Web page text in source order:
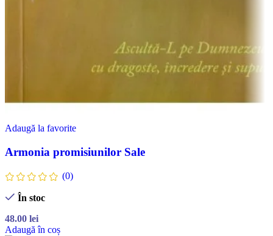
Adaugă la favorite
Armonia promisiunilor Sale
(0)
În stoc
48.00 lei
Adaugă în coș